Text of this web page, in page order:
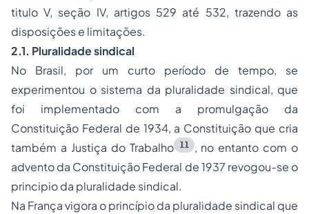
titulo V, seção IV, artigos 529 até 532, trazendo as
disposições e limitações.
2.1. Pluralidade sindical
No Brasil, por um curto período de tempo, se
experimentou o sistema da pluralidade sindical, que
foi implementado com a promulgação da
Constituição Federal de 1934, a Constituição que cria
também a Justiça do Trabalho
11 , no entanto com o
advento da Constituição Federal de 1937 revogou-se o
principio da pluralidade sindical.
Na França vigora o princípio da pluralidade sindical que